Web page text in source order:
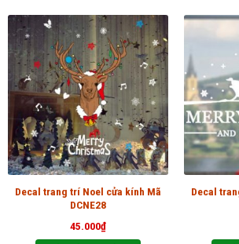
Decal trang trí Noel cửa kính Mã
DCNE28
45.000₫
Decal